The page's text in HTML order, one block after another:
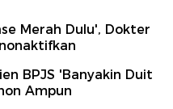
Merah Dulu', Dokter
BPJS 'Banyakin Duit
Ampun